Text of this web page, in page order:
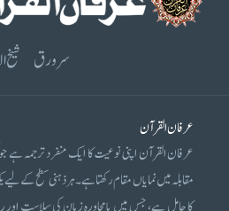
سرورق شیخ
عرفان القرآن
عرفان القرآن اپنی نوعیت کا ایک منفرد ترجمہ
مقابلہ میں نمایاں مقام رکھتا ہے۔ ہر ذہنی سطح کے